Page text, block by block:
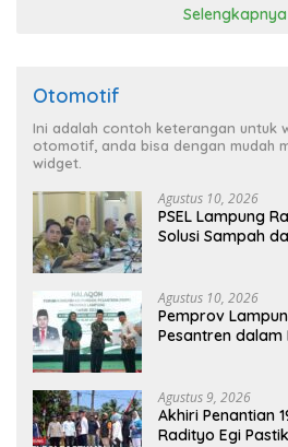
Selengkapnya
Otomotif
Ini adalah contoh keterangan untuk
otomotif, anda bisa dengan mudah
widget.
Agustus 10, 2026
PSEL Lampung
Solusi Sampah
Agustus 10, 2026
Pemprov
Pesantren
Agustus 9, 2026
Akhiri Penantian
Radityo Egi